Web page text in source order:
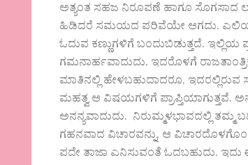
ಅತ್ಯಂತ ಸಹಜ ನಿರೂಪಣೆ ಹಾಗೂ ಸೊಗಸಾದ
ಹಿಡಿದರೆ ಸಮಯದ ಪರಿವೆಯೇ ಆಗದು. ಎಲಿಯೂ
ಓದುವ ಕಣ್ಣುಗಳಿಗೆ ಬಂದುಬಿಡುತ್ತದೆ.
ಗಮನಾರ್ಹವಾದುದು. ಇದರೊಳಗೆ
ಮಾತಿನಲ್ಲಿ ಹೇಳಬಹುದಾದರೂ,
ಮಹತ್ವ ಆ ವಿಷಯಗಳಿಗೆ ಪ್ರಾಪ್ತಿಯಾಗುತ್ತವೆ.
ಅನನ್ಯವಾದುದು. ನಿರುಮ್ಮಳಭಾವದಲ್ಲಿ ತಮ್ಮ
ಗಹನವಾದ ವಿಚಾರವನ್ನು, ಆ
ಪದೇ ತಾಜಾ ಎನಿಸುವಂತೆ ಓದಬಹುದು.